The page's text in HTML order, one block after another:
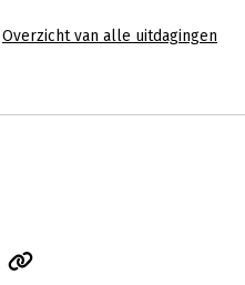
Overzicht van alle uitdagingen